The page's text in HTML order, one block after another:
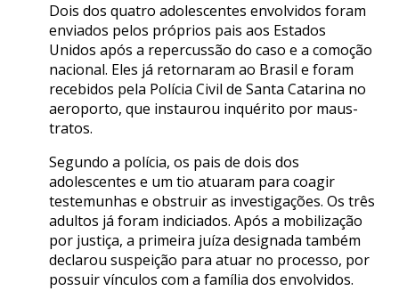
Dois dos quatro adolescentes envolvidos foram
enviados pelos próprios pais aos Estados
Unidos após a repercussão do caso e a comoção
nacional. Eles já retornaram ao Brasil e foram
recebidos pela Polícia Civil de Santa Catarina no
aeroporto, que instaurou inquérito por maus-
tratos.
Segundo a polícia, os pais de dois dos
adolescentes e um tio atuaram para coagir
testemunhas e obstruir as investigações. Os três
adultos já foram indiciados. Após a mobilização
por justiça, a primeira juíza designada também
declarou suspeição para atuar no processo, por
possuir vínculos com a família dos envolvidos.